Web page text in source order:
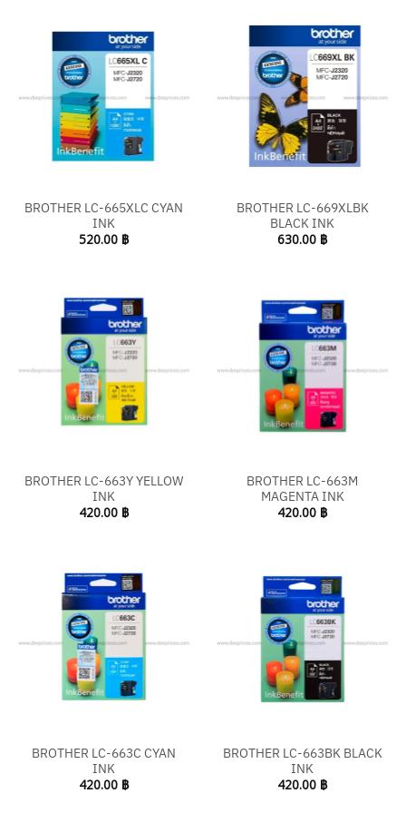
BROTHER LC-665XLC CYAN
INK
520.00 ฿
BROTHER LC-669XLBK
BLACK INK
630.00 ฿
BROTHER LC-663Y YELLOW
INK
420.00 ฿
BROTHER LC-663M
MAGENTA INK
420.00 ฿
BROTHER LC-663C CYAN
INK
420.00 ฿
BROTHER LC-663BK BLACK
INK
420.00 ฿